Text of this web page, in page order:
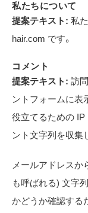
私たちについて
提案テキスト: 私
hair.com です。
コメント
提案テキスト: 訪
ントフォームに表
役立てるための IP
ント文字列を収集
メールアドレスか
も呼ばれる) 文字
かどうか確認する